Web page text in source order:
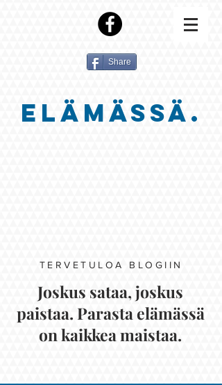
Share
ELÄMÄSSÄ.
TERVETULOA BLOGIIN
Joskus sataa, joskus
paistaa. Parasta elämässä
on kaikkea maistaa.